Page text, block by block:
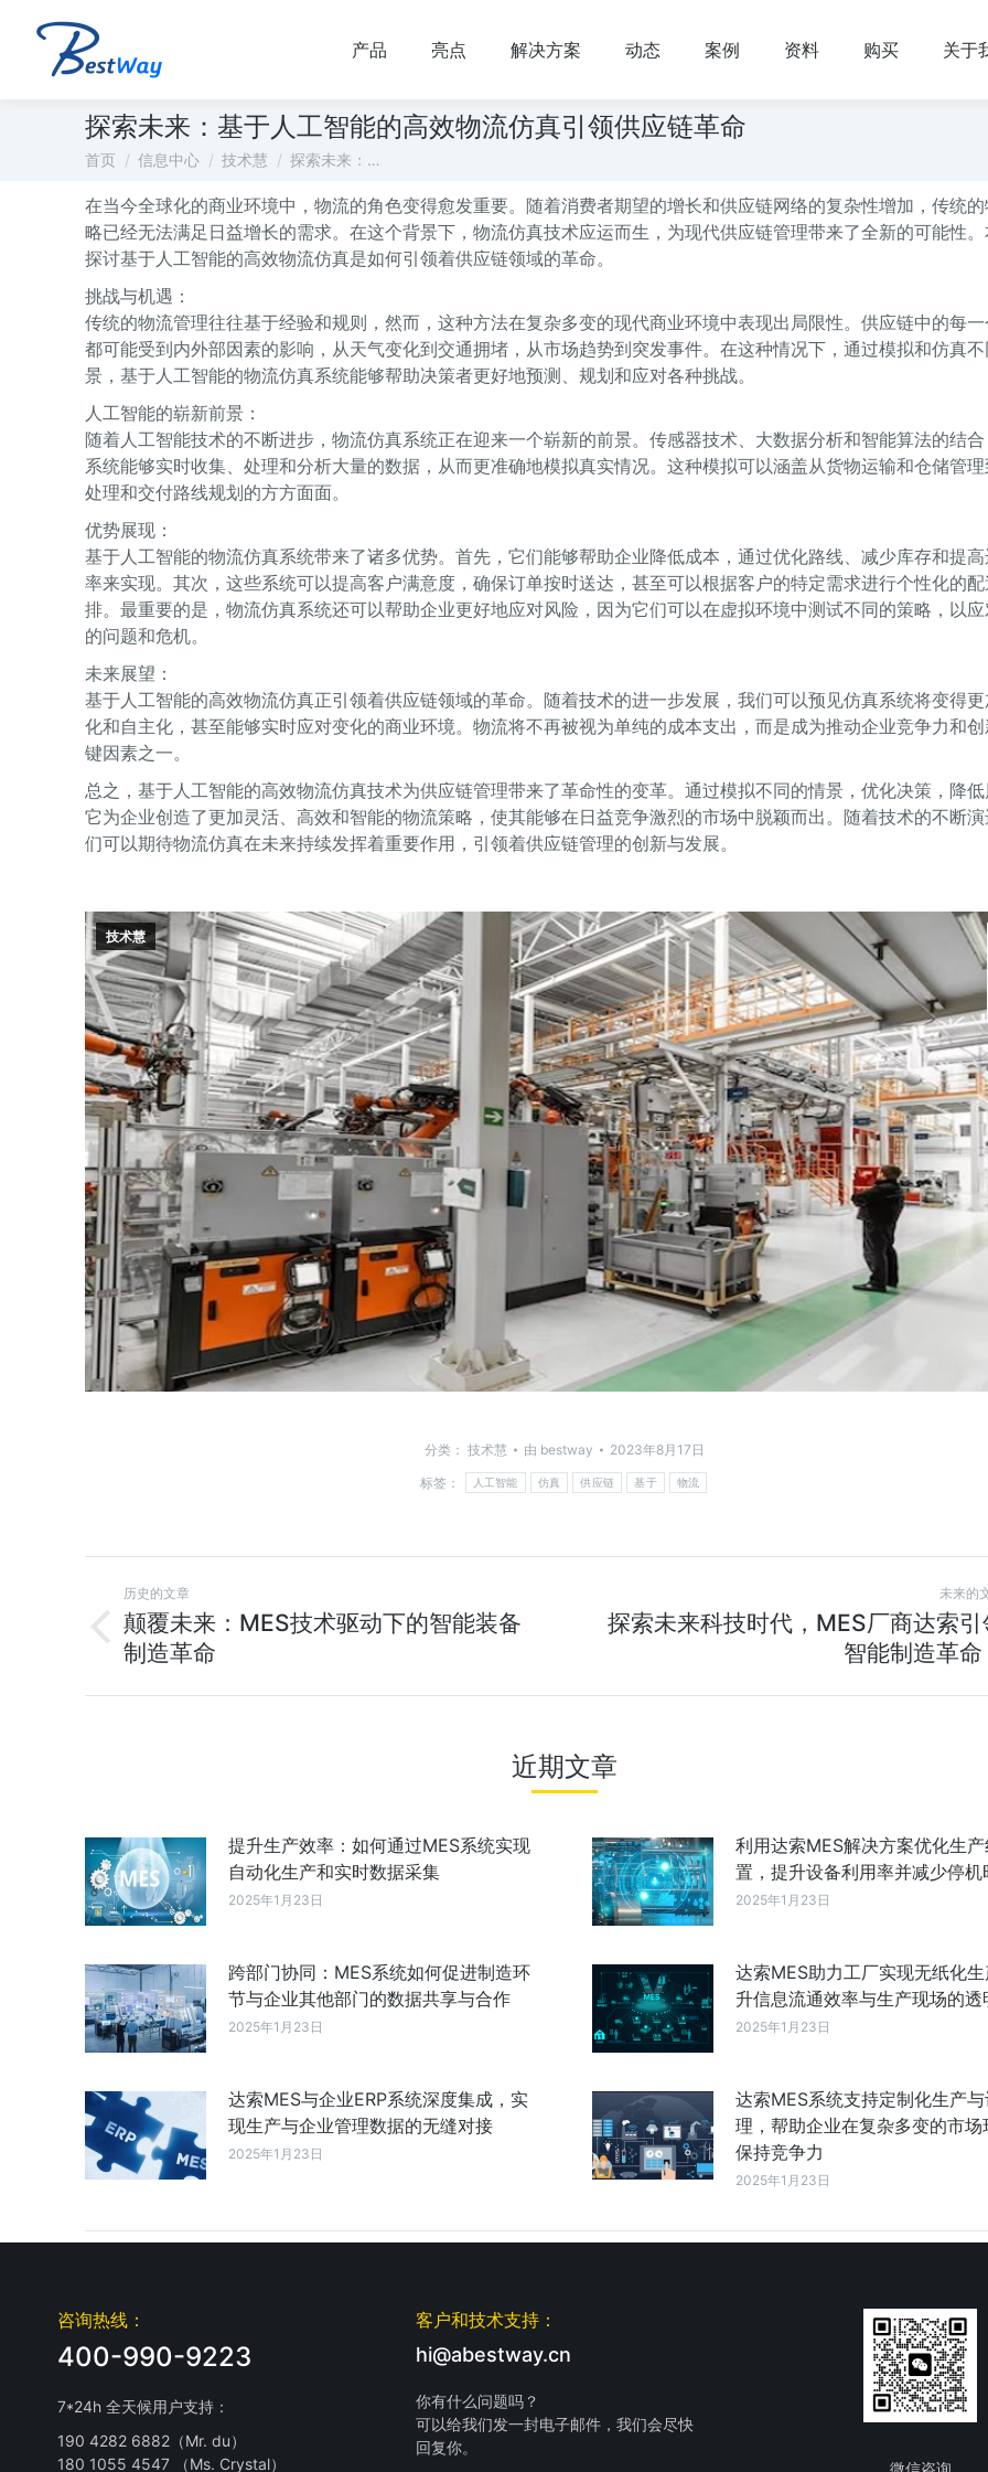
产品 亮点 解决方案 动态 案例 资料 购买 关于
探索未来：基于人工智能的高效物流仿真引领供应链革命
您在这里：
首页 信息中心 技术慧 探索未来：…
在当今全球化的商业环境中，物流的角色变得愈发重要。随着消费者期望的增长和供应链网络的复杂性增加，传统
略已经无法满足日益增长的需求。在这个背景下，物流仿真技术应运而生，为现代供应链管理带来了全新的可能性
探讨基于人工智能的高效物流仿真是如何引领着供应链领域的革命。
挑战与机遇：
传统的物流管理往往基于经验和规则，然而，这种方法在复杂多变的现代商业环境中表现出局限性。供应链中的每
都可能受到内外部因素的影响，从天气变化到交通拥堵，从市场趋势到突发事件。在这种情况下，通过模拟和仿真
景，基于人工智能的物流仿真系统能够帮助决策者更好地预测、规划和应对各种挑战。
人工智能的崭新前景：
随着人工智能技术的不断进步，物流仿真系统正在迎来一个崭新的前景。传感器技术、大数据分析和智能算法的结
系统能够实时收集、处理和分析大量的数据，从而更准确地模拟真实情况。这种模拟可以涵盖从货物运输和仓储管
处理和交付路线规划的方方面面。
优势展现：
基于人工智能的物流仿真系统带来了诸多优势。首先，它们能够帮助企业降低成本，通过优化路线、减少库存和提
率来实现。其次，这些系统可以提高客户满意度，确保订单按时送达，甚至可以根据客户的特定需求进行个性化的
排。最重要的是，物流仿真系统还可以帮助企业更好地应对风险，因为它们可以在虚拟环境中测试不同的策略，以
的问题和危机。
未来展望：
基于人工智能的高效物流仿真正引领着供应链领域的革命。随着技术的进一步发展，我们可以预见仿真系统将变得
化和自主化，甚至能够实时应对变化的商业环境。物流将不再被视为单纯的成本支出，而是成为推动企业竞争力和
键因素之一。
总之，基于人工智能的高效物流仿真技术为供应链管理带来了革命性的变革。通过模拟不同的情景，优化决策，降
它为企业创造了更加灵活、高效和智能的物流策略，使其能够在日益竞争激烈的市场中脱颖而出。随着技术的不断
们可以期待物流仿真在未来持续发挥着重要作用，引领着供应链管理的创新与发展。
技术慧
分类： 技术慧 由 bestway
2023年8月17日
标签：
人工智能 仿真 供应链 基于 物流
历史的文章
颠覆未来：MES技术驱动下的智能装备
制造革命
未来的
探索未来科技时代，MES厂商达索引
智能制造革命
近期文章
提升生产效率：如何通过MES系统实现
自动化生产和实时数据采集
2025年1月23日
利用达索MES解决方案优化生
置，提升设备利用率并减少停机
2025年1月23日
跨部门协同：MES系统如何促进制造环
节与企业其他部门的数据共享与合作
2025年1月23日
达索MES助力工厂实现无纸化
升信息流通效率与生产现场的透
2025年1月23日
达索MES与企业ERP系统深度集成，实
现生产与企业管理数据的无缝对接
2025年1月23日
达索MES系统支持定制化生产
理，帮助企业在复杂多变的市场
保持竞争力
2025年1月23日
咨询热线：
400-990-9223
7*24h 全天候用户支持：
190 4282 6882（Mr. du）
180 1055 4547 （Ms. Crystal）
客户和技术支持：
hi@abestway.cn
你有什么问题吗？
可以给我们发一封电子邮件，我们会尽快
回复你。